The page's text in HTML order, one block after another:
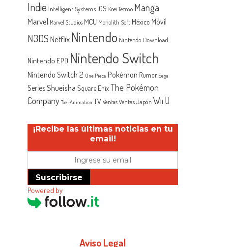
Indie Intelligent Systems iOS Koei Tecmo Manga
Marvel Marvel Studios MCU Monolith Soft México Móvil
N3DSNetflix Nintendo Nintendo Download
Nintendo EPD Nintendo Switch
Nintendo Switch 2 One Piece Pokémon Rumor Sega
SeriesShueisha Square EnixThe Pokémon
Company Toei Animation TV Ventas Ventas Japón Wii U
¡Recibe las últimas noticias en tu
email!
Suscribirse
Powered by
Aviso Legal